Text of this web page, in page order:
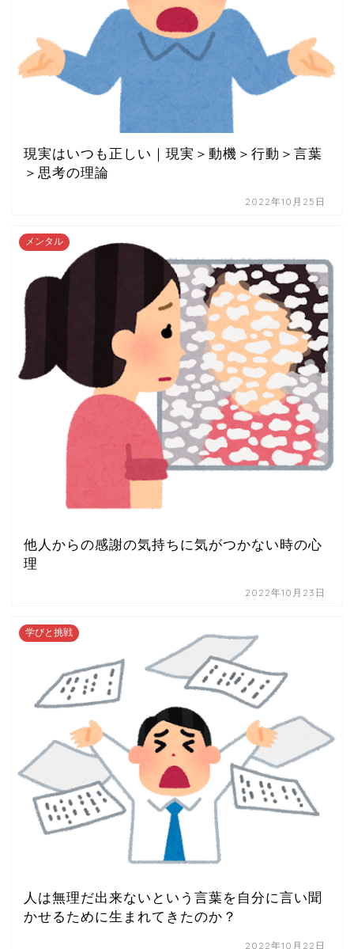
現実はいつも正しい｜現実＞動機＞行動＞言葉
＞思考の理論
2022年10月25日
メンタル
他人からの感謝の気持ちに気がつかない時の心
理
2022年10月23日
学びと挑戦
人は無理だ出来ないという言葉を自分に言い聞
かせるために生まれてきたのか？
2022年10月22日